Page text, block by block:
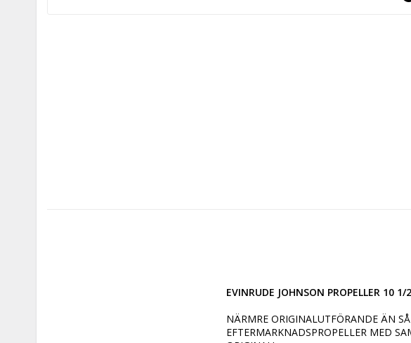
EVINRUDE JOHNSON PROPELLER 10 1/
NÄRMRE ORIGINALUTFÖRANDE ÄN
EFTERMARKNADSPROPELLER MED